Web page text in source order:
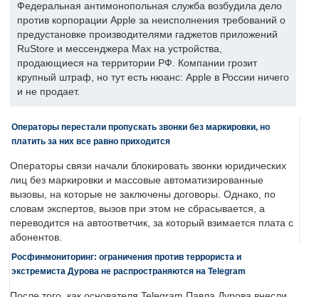
Федеральная антимонопольная служба возбудила дело
против корпорации Apple за неисполнения требований о
предустановке производителями гаджетов приложений
RuStore и мессенджера Max на устройства,
продающиеся на территории РФ. Компании грозит
крупный штраф, но тут есть нюанс: Apple в России ничего
и не продает.
Операторы перестали пропускать звонки без маркировки, но
платить за них все равно приходится
Операторы связи начали блокировать звонки юридических
лиц без маркировки и массовые автоматизированные
вызовы, на которые не заключены договоры. Однако, по
словам экспертов, вызов при этом не сбрасывается, а
переводится на автоответчик, за который взимается плата с
абонентов.
Росфинмониторинг: ограничения против террориста и
экстремиста Дурова не распространяются на Telegram